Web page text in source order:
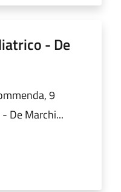
- De
9
De Marchi...